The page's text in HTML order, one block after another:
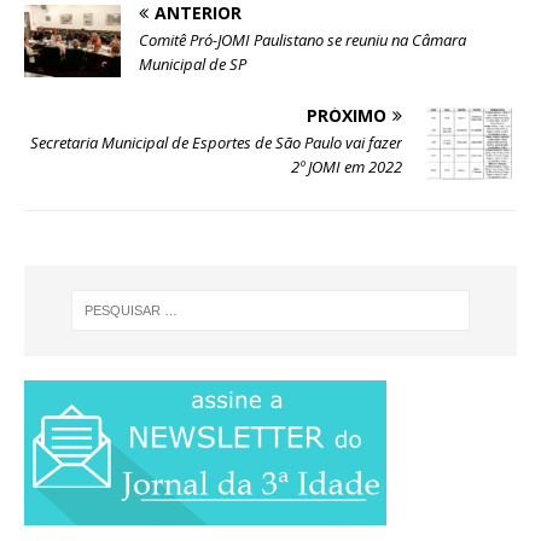
ANTERIOR
Comitê Pró-JOMI Paulistano se reuniu na Câmara
Municipal de SP
PRÓXIMO
Secretaria Municipal de Esportes de São Paulo vai fazer
2º JOMI em 2022